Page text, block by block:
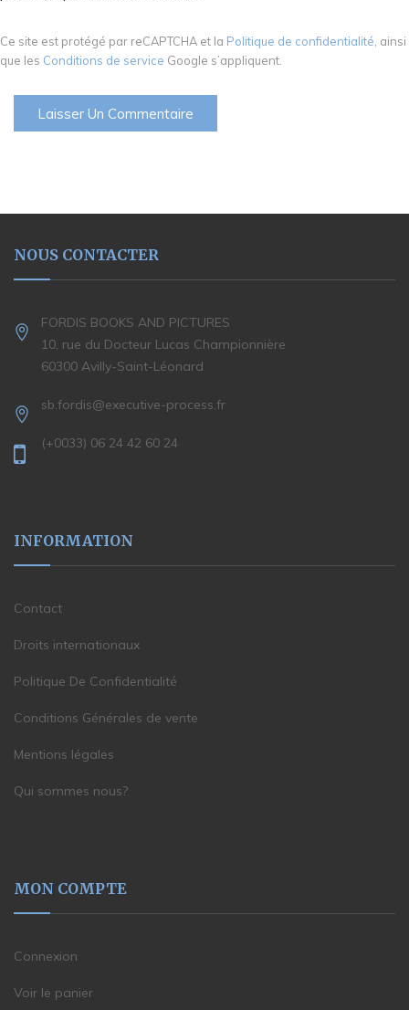
Ce site est protégé par reCAPTCHA et la Politique de confidentialité , ainsi
que les Conditions de service Google s’appliquent.
NOUS CONTACTER
FORDIS BOOKS AND PICTURES
10, rue du Docteur Lucas Championnière
60300 Avilly-Saint-Léonard
sb.fordis@executive-process.fr
(+0033) 06 24 42 60 24
INFORMATION
Contact
Droits internationaux
Politique De Confidentialité
Conditions Générales de vente
Mentions légales
Qui sommes nous?
MON COMPTE
Connexion
Voir le panier